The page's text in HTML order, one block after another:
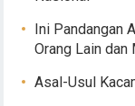
Ini Pandangan
Orang Lain dan
Asal-Usul